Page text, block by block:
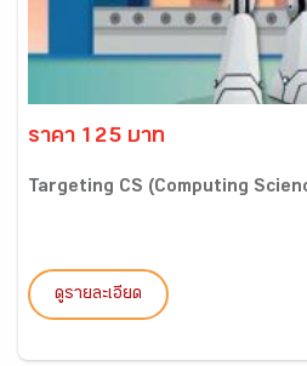
ราคา 125 บาท
Targeting CS (Computing
ดูรายละเอียด